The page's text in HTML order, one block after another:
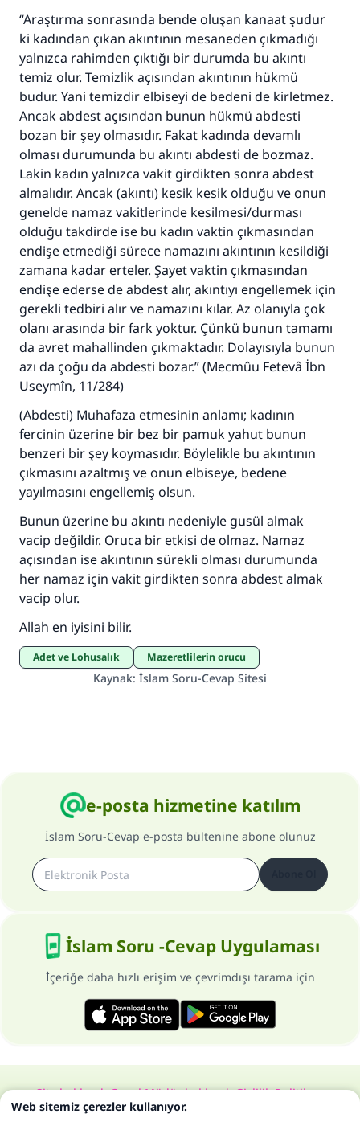
“Araştırma sonrasında bende oluşan kanaat şudur
ki kadından çıkan akıntının mesaneden çıkmadığı
yalnızca rahimden çıktığı bir durumda bu akıntı
temiz olur. Temizlik açısından akıntının hükmü
budur. Yani temizdir elbiseyi de bedeni de kirletmez.
Ancak abdest açısından bunun hükmü abdesti
bozan bir şey olmasıdır. Fakat kadında devamlı
olması durumunda bu akıntı abdesti de bozmaz.
Lakin kadın yalnızca vakit girdikten sonra abdest
almalıdır. Ancak (akıntı) kesik kesik olduğu ve onun
genelde namaz vakitlerinde kesilmesi/durması
olduğu takdirde ise bu kadın vaktin çıkmasından
endişe etmediği sürece namazını akıntının kesildiği
zamana kadar erteler. Şayet vaktin çıkmasından
endişe ederse de abdest alır, akıntıyı engellemek için
gerekli tedbiri alır ve namazını kılar. Az olanıyla çok
olanı arasında bir fark yoktur. Çünkü bunun tamamı
da avret mahallinden çıkmaktadır. Dolayısıyla bunun
azı da çoğu da abdesti bozar.” (Mecmûu Fetevâ İbn
Useymîn, 11/284)
(Abdesti) Muhafaza etmesinin anlamı; kadının
fercinin üzerine bir bez bir pamuk yahut bunun
benzeri bir şey koymasıdır. Böylelikle bu akıntının
çıkmasını azaltmış ve onun elbiseye, bedene
yayılmasını engellemiş olsun.
Bunun üzerine bu akıntı nedeniyle gusül almak
vacip değildir. Oruca bir etkisi de olmaz. Namaz
açısından ise akıntının sürekli olması durumunda
her namaz için vakit girdikten sonra abdest almak
vacip olur.
Allah en iyisini bilir.
adet ve Lohusalık Mazeretlilerin orucu
Kaynak: İslam Soru-Cevap Sitesi
e-posta hizmetine katılım
İslam Soru-Cevap e-posta bültenine abone olunuz
İslam Soru -Cevap Uygulaması
İçeriğe daha hızlı erişim ve çevrimdışı tarama için
Site hakkındaGenel Müdür hakkındaGizlilik Politikası
Bütün hakları, www.islam-qa.com sitesine aittir 1997-2025 ©
110845 Nolu Cevap, bir evliliği
kurtardı.
Ümmete cevapları ulaştırmak için bizi destekle
Rasulullah ﷺ şöyle dedi:
Her kim bir hayra yol gösterirse , hayrı yapan
kişinin sevabı kadar ona sevap yazılır.
(MUSLIM 1893)
Şimdi katkı yapın!
Web sitemiz çerezler kullanıyor.